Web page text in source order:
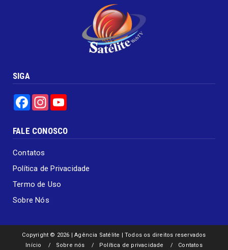
SIGA
FacebookInstagram
FALE CONOSCO
Contatos
Política de Privacidade
Termo de Uso
Sobre Nós
Copyright © 2026 | Agência Satélite | Todos os direitos reservados
Início
Sobre nós Política de privacidade Contatos